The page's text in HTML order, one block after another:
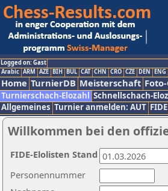
Logged on: Gast
Arabic ARM AZE BIH BUL CAT CHN CRO CZE DEN ENG
Home TurnierDB Meisterschaft
Turnierschach-Elozahl Schnellschach-
Allgemeines Turnier anmelden: AUT FIDE
Willkommen bei den
Personennummer
FIDE-Elolisten Stand